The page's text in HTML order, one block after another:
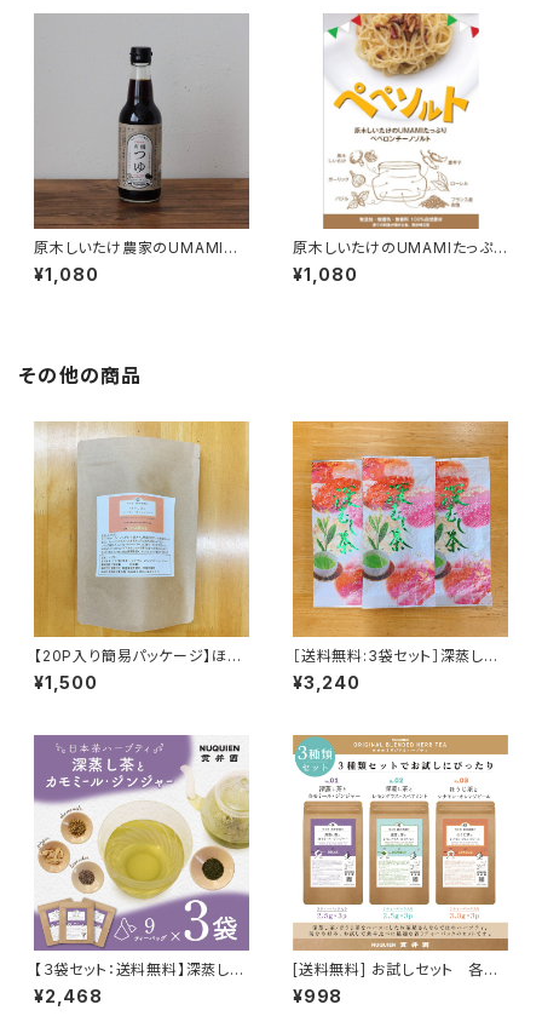
原木しいたけ農家のUMAMI
有機つゆ 「貫井園」×「弓削多
醤油」
¥1,080
原木しいたけのUMAMIたっぷり
ペペロンチーノソルト
¥1,080
その他の商品
【20P入り簡易パッケージ】ほう
じ茶とシナモン・オレンジピール
のハーブティ [ティーバッグ
¥1,500
［送料無料:3袋セット］深蒸し
茶 上 リーフ100ｇ×3袋
¥3,240
【３袋セット：送料無料】深蒸し茶
とカモミール・ジンジャー [ティ
ーバッグ 2.5ｇ×9TB]×３袋
¥2,468
[送料無料] お試しセット 各3
ティーバック入り 貫井園の日本
茶ハーブティ
¥998